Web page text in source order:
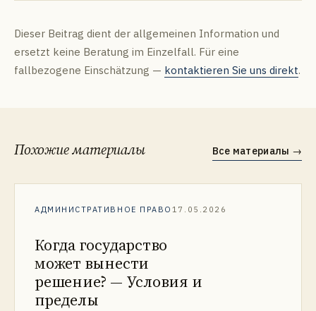
Dieser Beitrag dient der allgemeinen Information und
ersetzt keine Beratung im Einzelfall. Für eine
fallbezogene Einschätzung — kontaktieren Sie uns direkt.
Похожие материалы Все материалы →
АДМИНИСТРАТИВНОЕ ПРАВО 17.05.2026
Когда государство
может вынести
решение? — Условия и
пределы